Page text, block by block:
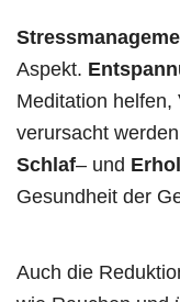
Aspekt.
Meditation
verursacht
Schlaf– und
Gesundheit der
Auch die